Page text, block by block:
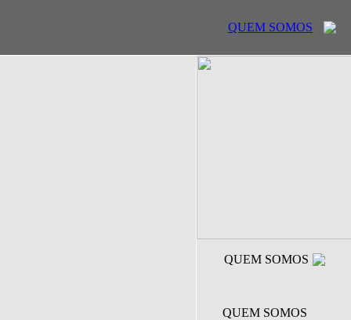
QUEM SOMOS
QUEM SOMOS
QUEM SOMOS